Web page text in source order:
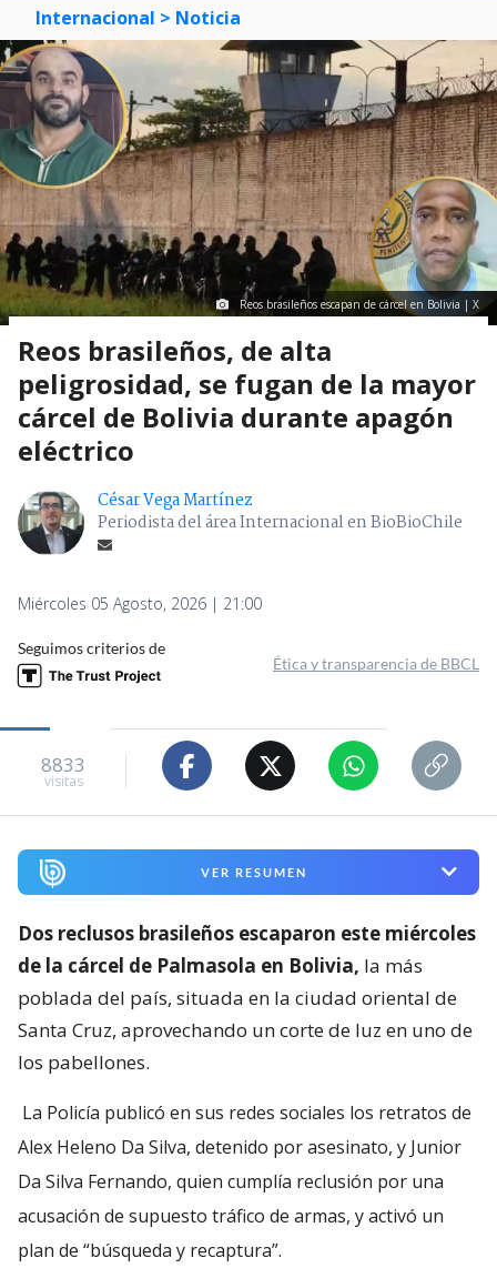
Internacional > Noticia
Reos brasileños escapan de cárcel en Bolivia | X
Reos brasileños, de alta
peligrosidad, se fugan de la mayor
cárcel de Bolivia durante apagón
eléctrico
César Vega Martínez
Periodista del área Internacional en BioBioChile
Miércoles 05 Agosto, 2026 | 21:00
Seguimos criterios de
Ética y transparencia de BBCL
8833
visitas
VER RESUMEN
Dos reclusos brasileños escaparon este miércoles
de la cárcel de Palmasola en Bolivia, la más
poblada del país, situada en la ciudad oriental de
Santa Cruz, aprovechando un corte de luz en uno de
los pabellones.
La Policía publicó en sus redes sociales los retratos de
Alex Heleno Da Silva, detenido por asesinato, y Junior
Da Silva Fernando, quien cumplía reclusión por una
acusación de supuesto tráfico de armas, y activó un
plan de “búsqueda y recaptura”.